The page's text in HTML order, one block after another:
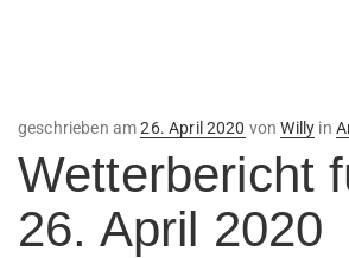
geschrieben amVeröffentlicht
26. April 2020 vonWilly in
Wetterbericht
26. April 2020